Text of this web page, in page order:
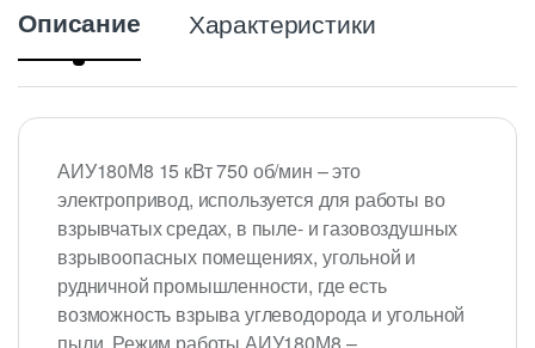
Описание Характеристики
АИУ180М8 15 кВт 750 об/мин – это
электропривод, используется для работы во
взрывчатых средах, в пыле- и газовоздушных
взрывоопасных помещениях, угольной и
рудничной промышленности, где есть
возможность взрыва углеводорода и угольной